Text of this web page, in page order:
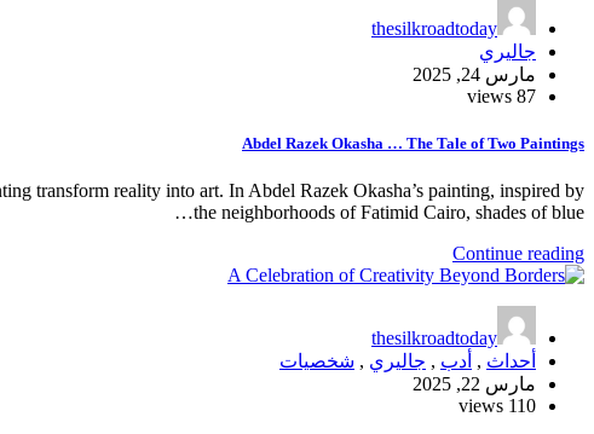
thesilkroadtoday
جاليري
مارس 24, 2025
87 views
Abdel Razek Okasha … The Tale of Two Paintings
transform reality into art. In Abdel Razek Okasha’s painting, inspired by
the neighborhoods of Fatimid Cairo, shades of blue…
Continue reading
thesilkroadtoday
أحداث , أدب , جاليري , شخصيات
مارس 22, 2025
110 views